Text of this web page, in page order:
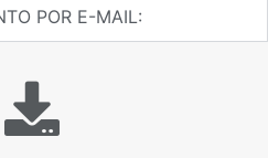
POR E-MAIL: